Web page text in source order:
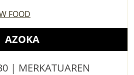
FOOD
AZOKA
| MERKATUAREN